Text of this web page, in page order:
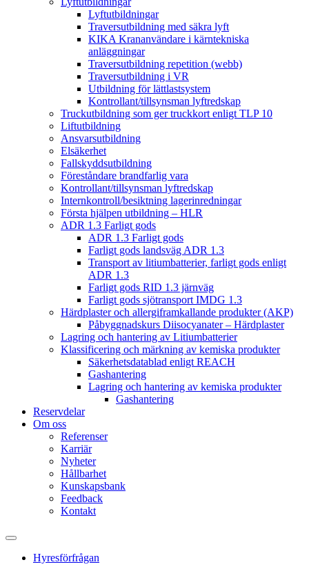
Lyftutbildningar
Traversutbildning med säkra lyft
KIKA Krananvändare i kärntekniska
anläggningar
Traversutbildning repetition (webb)
Traversutbildning i VR
Utbildning för lättlastsystem
Kontrollant/tillsynsman lyftredskap
Truckutbildning som ger truckkort enligt TLP 10
Liftutbildning
Ansvarsutbildning
Elsäkerhet
Fallskyddsutbildning
Föreståndare brandfarlig vara
Kontrollant/tillsynsman lyftredskap
Internkontroll/besiktning lagerinredningar
Första hjälpen utbildning – HLR
ADR 1.3 Farligt gods
ADR 1.3 Farligt gods
Farligt gods landsväg ADR 1.3
Transport av litiumbatterier, farligt gods enligt
ADR 1.3
Farligt gods RID 1.3 järnväg
Farligt gods sjötransport IMDG 1.3
Härdplaster och allergiframkallande produkter (AKP)
Påbyggnadskurs Diisocyanater – Härdplaster
Lagring och hantering av Litiumbatterier
Klassificering och märkning av kemiska produkter
Säkerhetsdatablad enligt REACH
Gashantering
Lagring och hantering av kemiska produkter
Gashantering
Reservdelar
Om oss
Referenser
Karriär
Nyheter
Hållbarhet
Kunskapsbank
Feedback
Kontakt
Hyresförfrågan